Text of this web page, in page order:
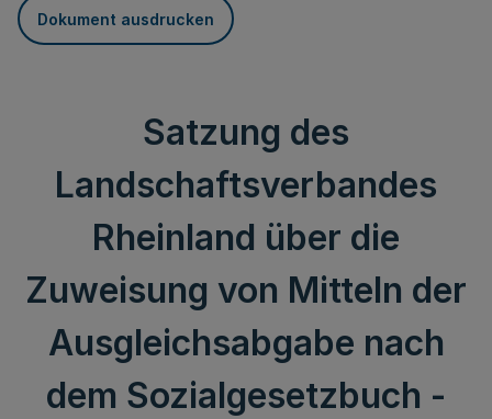
Dokument ausdrucken
Satzung des
Landschaftsverbandes
Rheinland über die
Zuweisung von Mitteln der
Ausgleichsabgabe nach
dem Sozialgesetzbuch -